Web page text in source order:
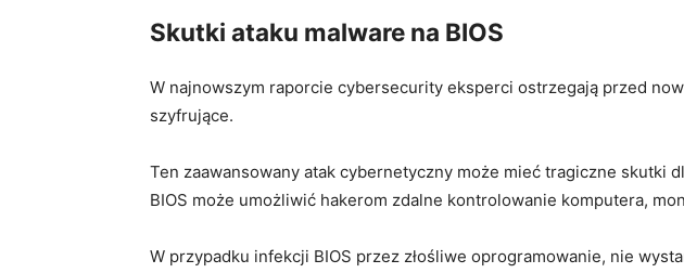
Skutki ataku malware na BIOS
W najnowszym raporcie cybersecurity eksperci ostrzegają ⁣przed
szyfrujące.
Ten zaawansowany atak cybernetyczny może mieć tragiczne skutki
BIOS może umożliwić hakerom zdalne kontrolowanie komputera,
W przypadku infekcji BIOS przez złośliwe oprogramowanie, nie